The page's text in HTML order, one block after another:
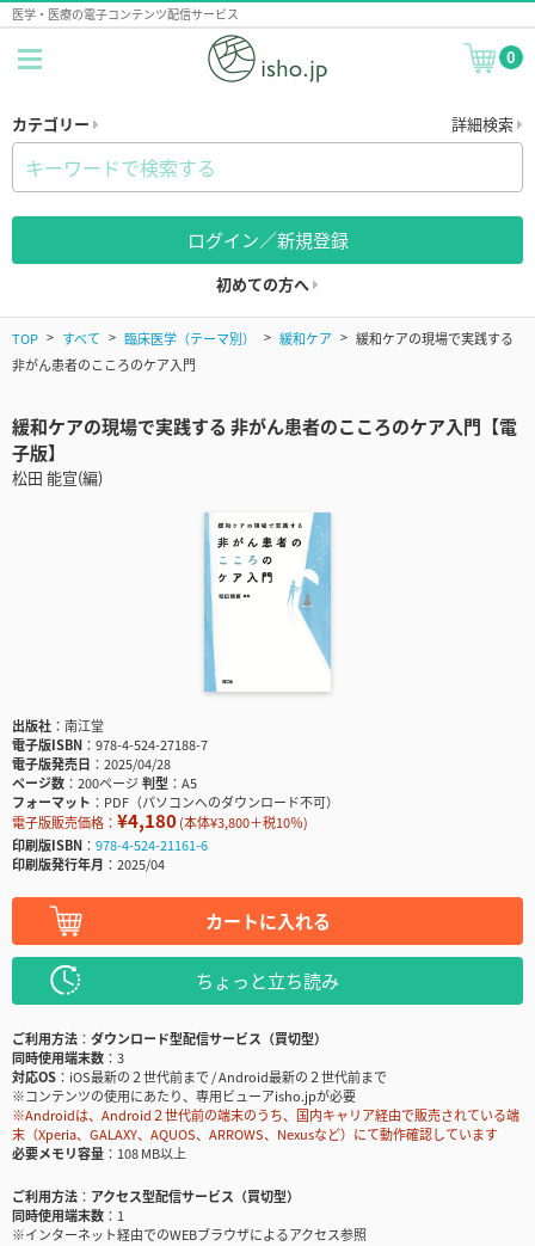
医学・医療の電子コンテンツ配信サービス
0
カテゴリー 詳細検索
ログイン／新規登録
初めての方へ
TOP すべて 臨床医学（テーマ別） 緩和ケア
緩和ケアの現場で実践する
非がん患者のこころのケア入門
緩和ケアの現場で実践する 非がん患者のこころのケア入門【電
子版】
松田 能宣(編)
出版社
南江堂
電子版ISBN
978-4-524-27188-7
電子版発売日
2025/04/28
ページ数
200ページ判型
A5
フォーマット
PDF（パソコンへのダウンロード不可）
電子版販売価格： ¥4,180(本体¥3,800＋税10％)
印刷版ISBN
978-4-524-21161-6
印刷版発行年月
2025/04
カートに入れる
ちょっと立ち読み
ご利用方法
ダウンロード型配信サービス（買切型）
同時使用端末数
3
対応OS
iOS最新の２世代前まで / Android最新の２世代前まで
※コンテンツの使用にあたり、専用ビューアisho.jpが必要
※Androidは、Android２世代前の端末のうち、国内キャリア経由で販売されている端
末（Xperia、GALAXY、AQUOS、ARROWS、Nexusなど）にて動作確認しています
必要メモリ容量
108 MB以上
ご利用方法
アクセス型配信サービス（買切型）
同時使用端末数
1
※インターネット経由でのWEBブラウザによるアクセス参照